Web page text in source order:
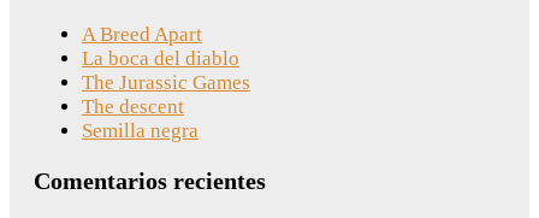
A Breed Apart
La boca del diablo
The Jurassic Games
The descent
Semilla negra
Comentarios recientes